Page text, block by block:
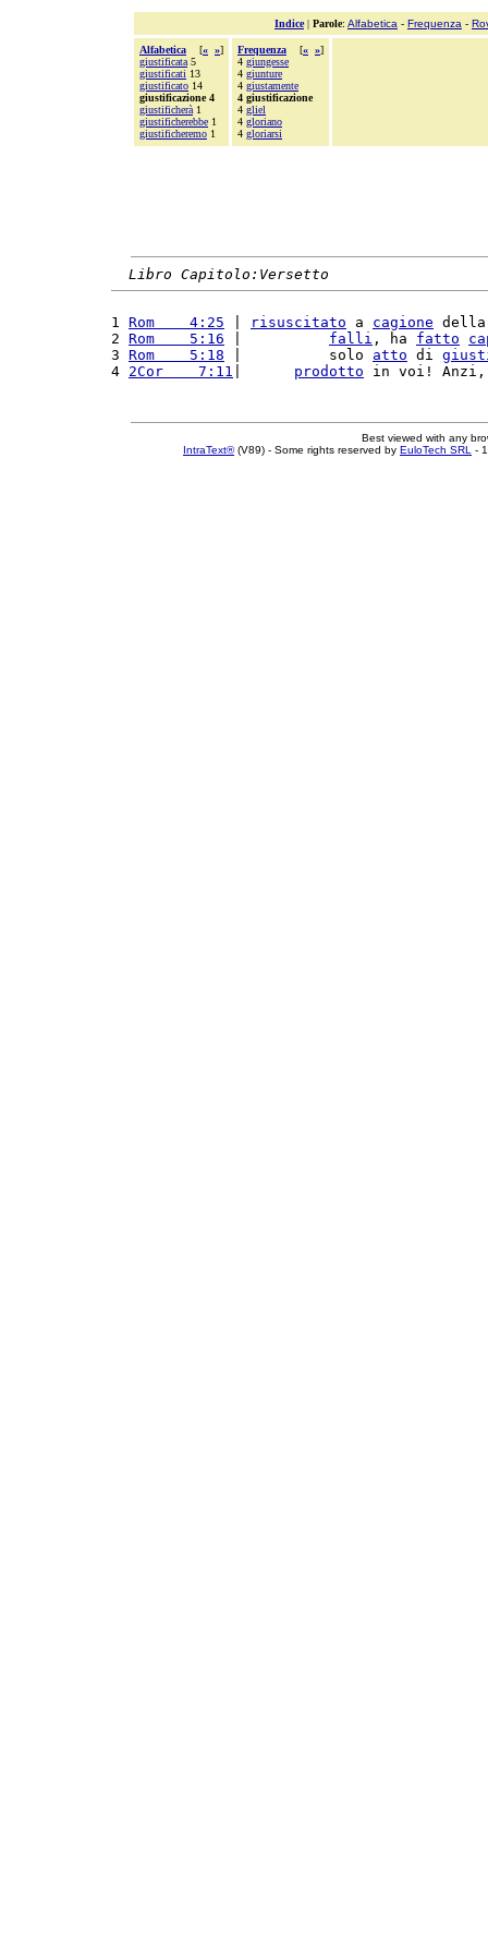
Indice| Parole: Alfabetica - Frequenza -
Alfabetica [« »]
giustificata 5
giustificati 13
giustificato 14
giustificazione 4
giustificherà 1
giustificherebbe 1
giustificheremo 1
Frequenza [« »]
4 giungesse
4 giunture
4 giustamente
4 giustificazione
4 gliel
4 gloriano
4 gloriarsi
Libro Capitolo:Versetto
1 Rom    4:25 risuscitato a cagione
2 Rom    5:16 falli , ha fatto
3 Rom    5:18 |          solo atto di
4 2Cor    7:11 prodotto in voi! Anzi,
Best viewed with any
IntraText®(V89) - Some rights reserved by EuloTech SRL -